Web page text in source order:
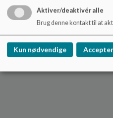
Cookie politik
Aktiver/deaktivér alle
Brug denne kontakt til at
Kun nødvendige